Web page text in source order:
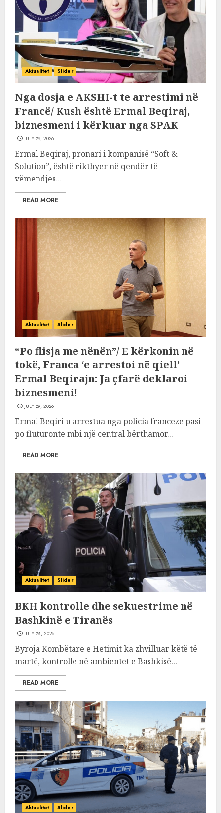
Aktualitet Slider
Nga dosja e AKSHI-t te arrestimi në
Francë/ Kush është Ermal Beqiraj,
biznesmeni i kërkuar nga SPAK
JULY 29, 2026
Ermal Beqiraj, pronari i kompanisë “Soft &
Solution”, është rikthyer në qendër të
vëmendjes...
READ MORE
Aktualitet Slider
“Po flisja me nënën”/ E kërkonin në
tokë, Franca ‘e arrestoi në qiell’
Ermal Beqirajn: Ja çfarë deklaroi
biznesmeni!
JULY 29, 2026
Ermal Beqiri u arrestua nga policia franceze pasi
po fluturonte mbi një central bërthamor...
READ MORE
Aktualitet Slider
BKH kontrolle dhe sekuestrime në
Bashkinë e Tiranës
JULY 28, 2026
Byroja Kombëtare e Hetimit ka zhvilluar këtë të
martë, kontrolle në ambientet e Bashkisë...
READ MORE
Aktualitet Slider